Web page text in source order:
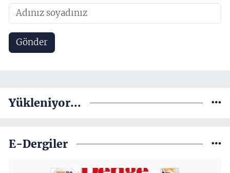
Gönder
Yükleniyor...
E-Dergiler